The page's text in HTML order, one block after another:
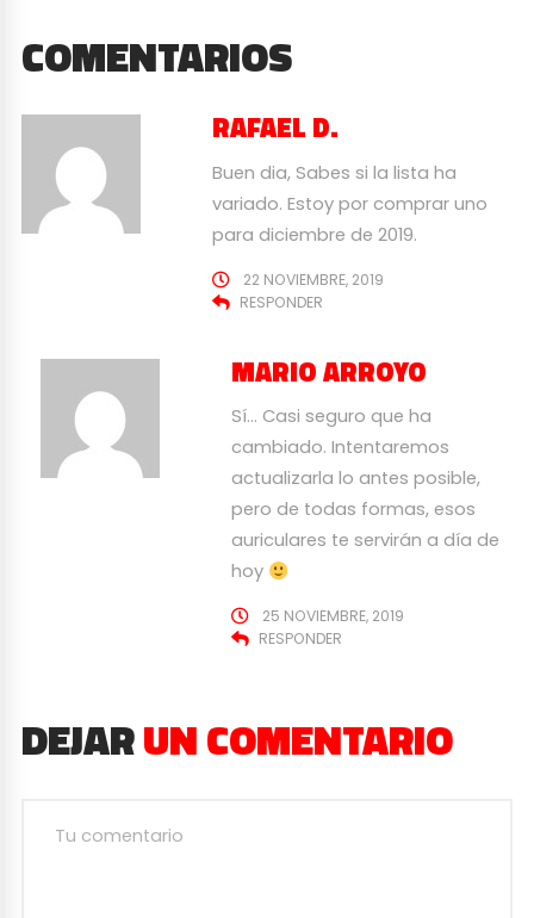
COMENTARIOS
RAFAEL D.
Buen dia, Sabes si la lista ha
variado. Estoy por comprar uno
para diciembre de 2019.
22 NOVIEMBRE, 2019
RESPONDER
MARIO ARROYO
Sí… Casi seguro que ha
cambiado. Intentaremos
actualizarla lo antes posible,
pero de todas formas, esos
auriculares te servirán a día de
hoy
25 NOVIEMBRE, 2019
RESPONDER
DEJARUN COMENTARIO